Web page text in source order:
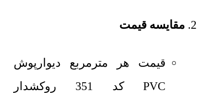
مقایسه قیمت
قیمت هر مترمربع دیوارپوش
PVC کد 351 روکشدار